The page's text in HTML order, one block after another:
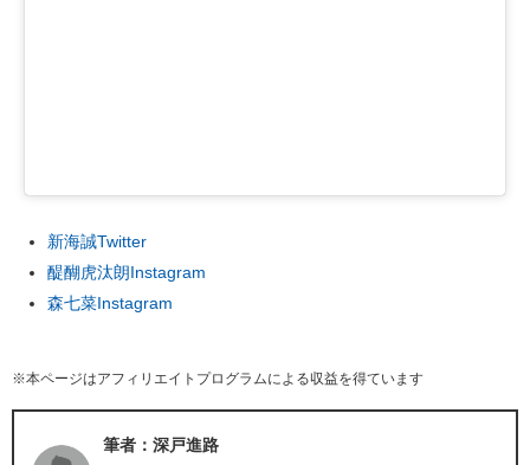
新海誠Twitter
醍醐虎汰朗Instagram
森七菜Instagram
※本ページはアフィリエイトプログラムによる収益を得ています
筆者：深戸進路